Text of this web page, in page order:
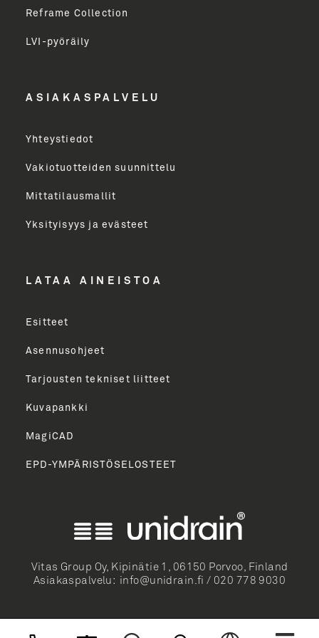
Svenska
Deutsch
Etunimi
Yritys
LÄHETÄ
Reframe Collection
LVI-pyöräily
ASIAKASPALVELU
Yhteystiedot
Vakiotuotteiden suunnittelu
Mittatilausmallit
Yksityisyys ja evästeet
LATAA AINEISTOA
Esitteet
Asennusohjeet
Tarjousten tekniset liitteet
Kuvapankki
MagiCAD
EPD-YMPÄRISTÖSELOSTEET
Vitas Group Oy, Kipinätie 1, 06150 Porvoo, Finland
Asiakaspalvelu: info@unidrain.fi / 020 778 9030